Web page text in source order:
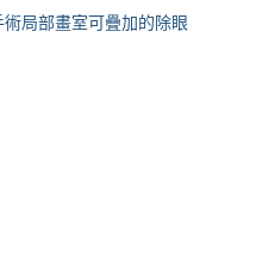
局部畫室可疊加的除眼